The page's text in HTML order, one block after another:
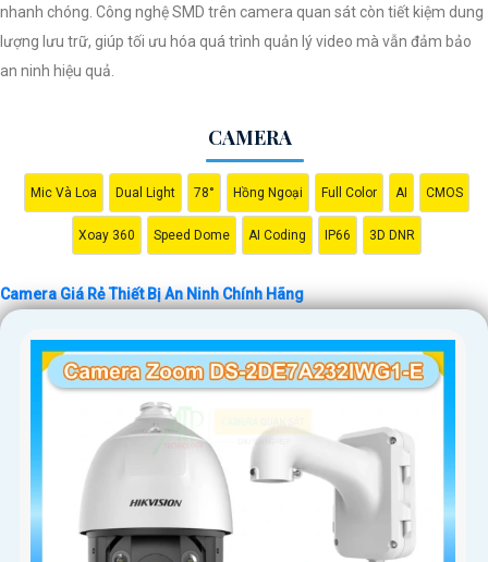
phẩm trước khi mua nhé đểHoàn toàn tin cậylà sản phẩm chính hãng
và đáng tin cậy.
nhanh chóng. Công nghệ SMD trên camera quan sát còn tiết kiệm dung
lượng lưu trữ, giúp tối ưu hóa quá trình quản lý video mà vẫn đảm bảo
an ninh hiệu quả.
CAMERA
Mic Và Loa Dual Light 78° Hồng Ngoại Full Color AI CMOS
Xoay 360 Speed Dome AI Coding IP66 3D DNR
Camera Giá Rẻ Thiết Bị An Ninh Chính Hãng